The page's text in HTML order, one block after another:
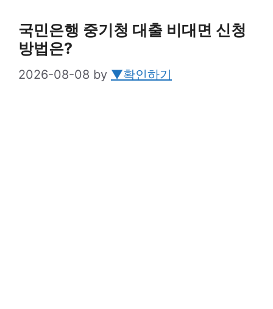
국민은행 중기청 대출 비대면 신청
방법은?
2026-08-08 by ▼확인하기